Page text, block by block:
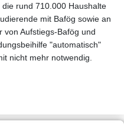
rund 710.000 Haushalte
mit Bafög sowie an
von Aufstiegs-Bafög und
"automatisch"
nicht mehr notwendig.